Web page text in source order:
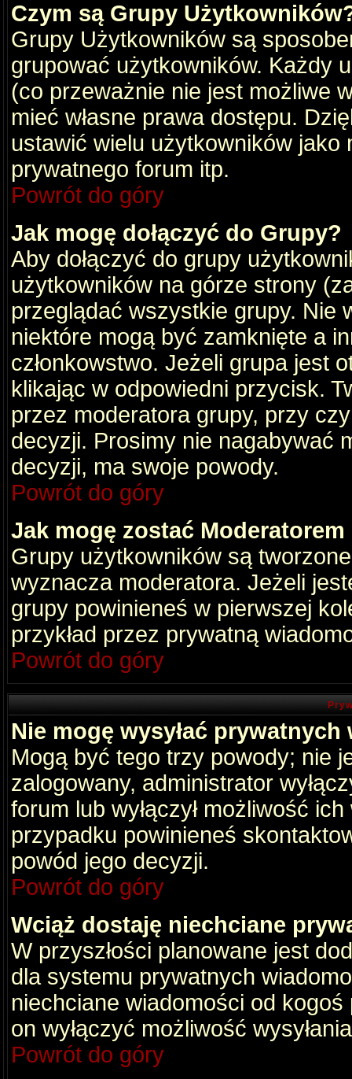
Czym są Grupy
Grupy Użytkowników są
grupować użytkowników. Każdy
(co przeważnie nie jest możliwe
mieć własne prawa dostępu.
ustawić wielu użytkowników
prywatnego forum itp.
Powrót do góry
Jak mogę dołączyć do Grupy?
Aby dołączyć do grupy
użytkowników na górze strony
przeglądać wszystkie grupy. Nie
niektóre mogą być zamknięte a
członkowstwo. Jeżeli grupa jest
klikając w odpowiedni przycisk.
przez moderatora grupy, przy
decyzji. Prosimy nie nagabywać
decyzji, ma swoje powody.
Powrót do góry
Jak mogę zostać
Grupy użytkowników są
wyznacza moderatora. Jeżeli
grupy powinieneś w pierwszej
przykład przez prywatną
Powrót do góry
Nie mogę wysyłać
Mogą być tego trzy powody; nie
zalogowany, administrator
forum lub wyłączył możliwość
przypadku powinieneś
powód jego decyzji.
Powrót do góry
Wciąż dostaję niechciane
W przyszłości planowane jest
dla systemu prywatnych
niechciane wiadomości od
on wyłączyć możliwość
Powrót do góry